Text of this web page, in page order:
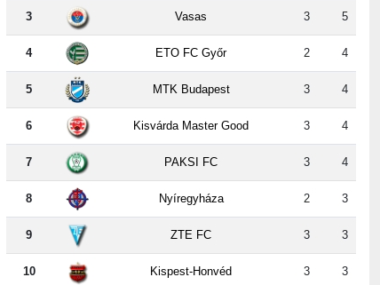
3 Vasas 3 5
4 ETO FC Győr 2 4
5 MTK Budapest 3 4
6 Kisvárda Master Good 3 4
7 PAKSI FC 3 4
8 Nyíregyháza 2 3
9 ZTE FC 3 3
10 Kispest-Honvéd 3 3